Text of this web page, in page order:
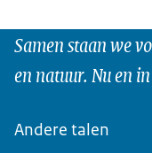
Samen staan we
en natuur. Nu en
Andere talen